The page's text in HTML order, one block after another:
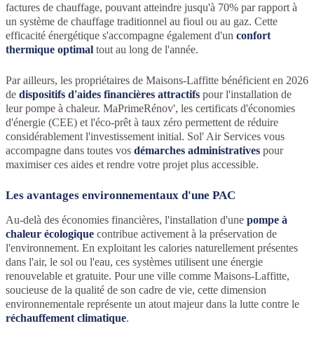
factures de chauffage, pouvant atteindre jusqu'à 70% par rapport à
un système de chauffage traditionnel au fioul ou au gaz. Cette
efficacité énergétique s'accompagne également d'un confort
thermique optimal tout au long de l'année.
Par ailleurs, les propriétaires de Maisons-Laffitte bénéficient en 2026
de dispositifs d'aides financières attractifs pour l'installation de
leur pompe à chaleur. MaPrimeRénov', les certificats d'économies
d'énergie (CEE) et l'éco-prêt à taux zéro permettent de réduire
considérablement l'investissement initial. Sol' Air Services vous
accompagne dans toutes vos démarches administratives pour
maximiser ces aides et rendre votre projet plus accessible.
Les avantages environnementaux d'une PAC
Au-delà des économies financières, l'installation d'une pompe à
chaleur écologique contribue activement à la préservation de
l'environnement. En exploitant les calories naturellement présentes
dans l'air, le sol ou l'eau, ces systèmes utilisent une énergie
renouvelable et gratuite. Pour une ville comme Maisons-Laffitte,
soucieuse de la qualité de son cadre de vie, cette dimension
environnementale représente un atout majeur dans la lutte contre le
réchauffement climatique.